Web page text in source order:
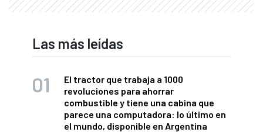
Las más leídas
El tractor que trabaja a 1000
revoluciones para ahorrar
combustible y tiene una cabina que
parece una computadora: lo último en
el mundo, disponible en Argentina